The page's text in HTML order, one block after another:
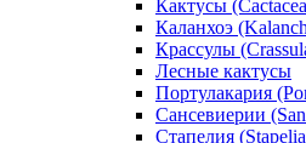
Кактусы
Каланхоэ
Крассулы
Лесные кактусы
Портулакария
Сансевиерии
Стапелия